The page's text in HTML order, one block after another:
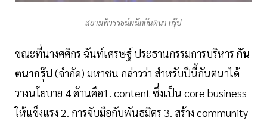
สยามพิวรรธน์ผนึกกันตนา กรุ๊ป
ขณะที่นางศศิกร ฉันท์เศรษฐ์ ประธานกรรมการบริหาร กัน
ตนากรุ๊ป (จำกัด) มหาชน กล่าวว่า สำหรับปีนี้กันตนาได้
วางนโยบาย 4 ด้านคือ1. content ซึ่งเป็น core business
ให้แข็งแรง 2. การจับมือกับพันธมิตร 3. สร้าง community